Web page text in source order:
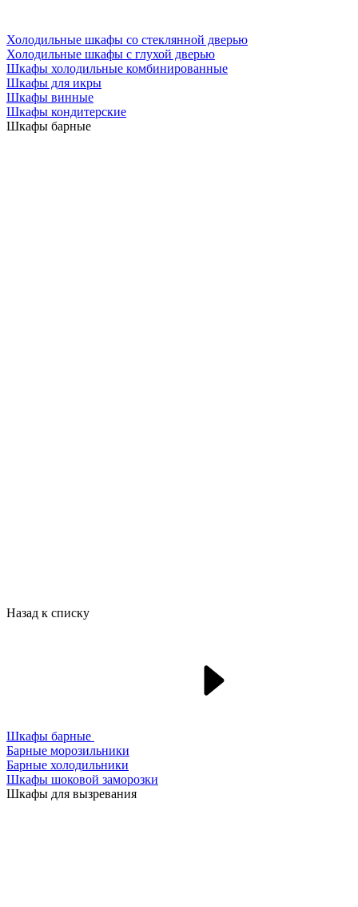
Холодильные шкафы со стеклянной дверью
Холодильные шкафы с глухой дверью
Шкафы холодильные комбинированные
Шкафы для икры
Шкафы винные
Шкафы кондитерские
Шкафы барные
Назад к списку
Шкафы барные
Барные морозильники
Барные холодильники
Шкафы шоковой заморозки
Шкафы для вызревания